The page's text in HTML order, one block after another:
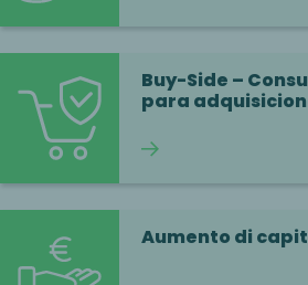
Buy-Side –
para
Aumento di